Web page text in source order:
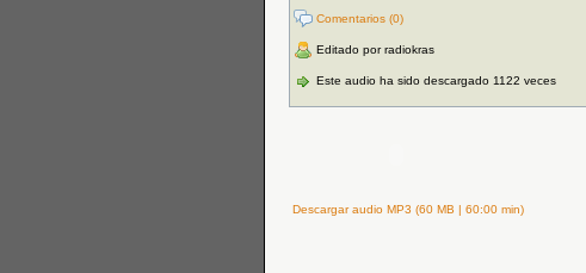
Comentarios (0)
Editado por radiokras
Este audio ha sido descargado 1122 veces
Descargar audio MP3 (60 MB | 60:00 min)